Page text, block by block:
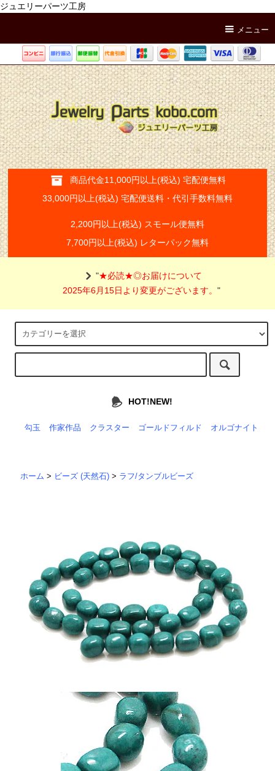
ジュエリーパーツ工房
メニュー
商品代金11,000円以上(税込) 宅配便無料
33,000円以上(税込) 宅配便送料・代引手数料無料
2,200円以上(税込) スモール便無料
7,700円以上(税込) レターパック無料
"★必読★◎お届けについて
2025年6月15日より変更がございます。"
HOT!NEW!
勾玉 作家作品 クラスター ゴールドフィルド オルゴナイト
ホーム > ビーズ (天然石) > ラフ/タンブルビーズ